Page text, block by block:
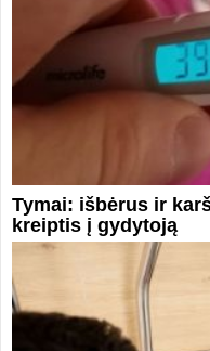
Tymai: išbėrus ir
kreiptis į gydytoją